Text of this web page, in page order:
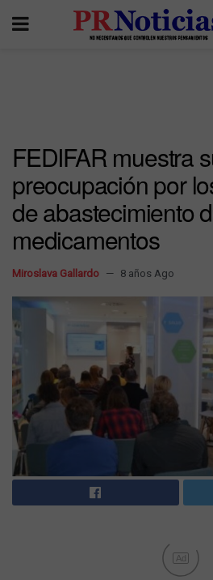
FEDIFAR muestra
preocupación por
de abastecimiento
medicamentos
Miroslava Gallardo 8 años Ago
Ad